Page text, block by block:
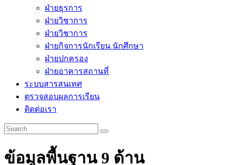
ฝ่ายธุรการ
ฝ่ายวิชาการ
ฝ่ายวิชาการ
ฝ่ายกิจการนักเรียน นักศึกษา
ฝ่ายปกครอง
ฝ่ายอาคารสถานที่
ระบบสารสนเทศ
ตรวจสอบผลการเรียน
ติดต่อเรา
ข้อมูลพื้นฐาน 9 ด้าน